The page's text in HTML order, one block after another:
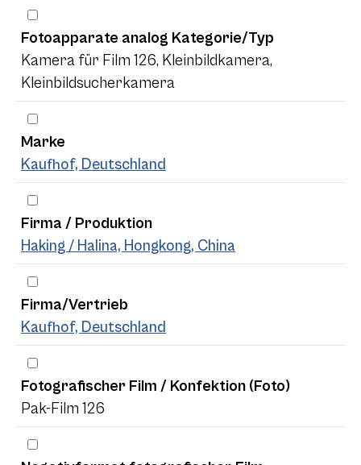
Fotoapparate analog Kategorie/Typ
Kamera für Film 126, Kleinbildkamera,
Kleinbildsucherkamera
Marke
Kaufhof, Deutschland
Firma / Produktion
Haking / Halina, Hongkong, China
Firma/Vertrieb
Kaufhof, Deutschland
Fotografischer Film / Konfektion (Foto)
Pak-Film 126